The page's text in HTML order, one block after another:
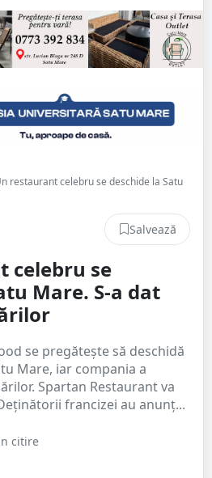
restaurant celebru se deschide la Satu
Salvează
celebru se
Mare. S-a dat
se pregătește să deschidă
Mare, iar compania a
Spartan Restaurant va
francizei au anunț...
citire